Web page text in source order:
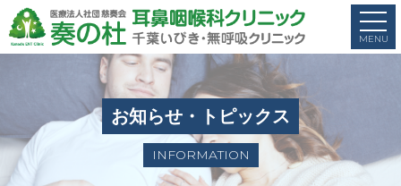
お知らせ・トピックス
INFORMATION